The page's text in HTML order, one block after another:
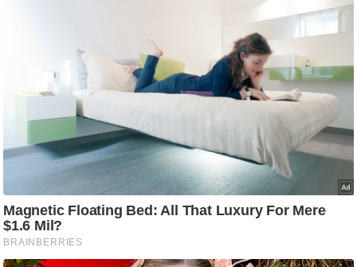
नी
ति
श्ले
ष
ण
स